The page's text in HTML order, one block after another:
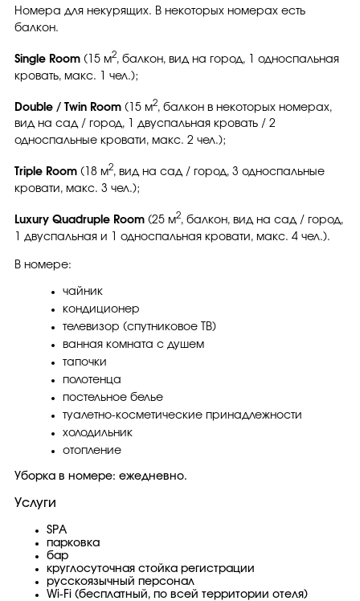
Номера для некурящих. В некоторых номерах есть
балкон.
Single Room (15 м2, балкон, вид на город, 1 односпальная
кровать, макс. 1 чел.);
Double / Twin Room (15 м2, балкон в некоторых номерах,
вид на сад / город, 1 двуспальная кровать / 2
односпальные кровати, макс. 2 чел.);
Triple Room (18 м2, вид на сад / город, 3 односпальные
кровати, макс. 3 чел.);
Luxury Quadruple Room (25 м2, балкон, вид на сад / город,
1 двуспальная и 1 односпальная кровати, макс. 4 чел.).
В номере:
чайник
кондиционер
телевизор (спутниковое ТВ)
ванная комната с душем
тапочки
полотенца
постельное белье
туалетно-косметические принадлежности
холодильник
отопление
Уборка в номере: ежедневно.
Услуги
SPA
парковка
бар
круглосуточная стойка регистрации
русскоязычный персонал
Wi-Fi (бесплатный, по всей территории отеля)